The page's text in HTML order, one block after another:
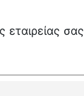
εταιρείας σας